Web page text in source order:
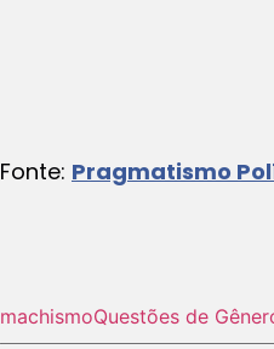
Fonte: Pragmatismo
machismoQuestões de